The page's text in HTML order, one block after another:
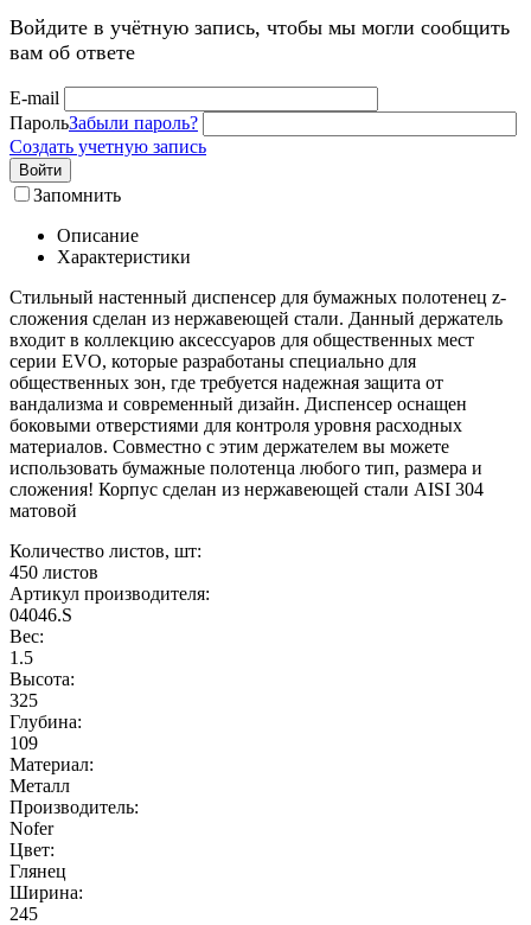
Войдите в учётную запись, чтобы мы могли сообщить
вам об ответе
E-mail
ПарольЗабыли пароль?
Создать учетную запись
Войти
Запомнить
Описание
Характеристики
Стильный настенный диспенсер для бумажных полотенец z-
сложения сделан из нержавеющей стали. Данный держатель
входит в коллекцию аксессуаров для общественных мест
серии EVO, которые разработаны специально для
общественных зон, где требуется надежная защита от
вандализма и современный дизайн. Диспенсер оснащен
боковыми отверстиями для контроля уровня расходных
материалов. Совместно с этим держателем вы можете
использовать бумажные полотенца любого тип, размера и
сложения! Корпус сделан из нержавеющей стали AISI 304
матовой
Количество листов, шт:
450 листов
Артикул производителя:
04046.S
Вес:
1.5
Высота:
325
Глубина:
109
Материал:
Металл
Производитель:
Nofer
Цвет:
Глянец
Ширина:
245